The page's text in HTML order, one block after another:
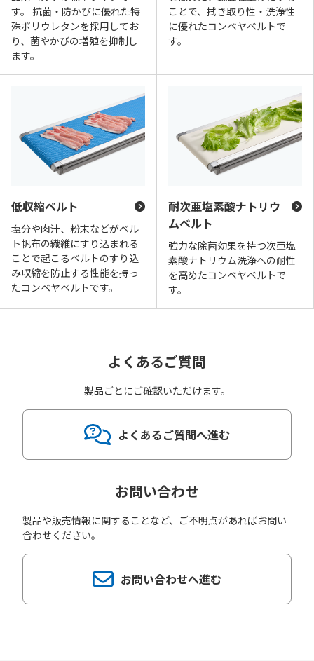
す。 抗菌・防かびに優れた特
殊ポリウレタンを採用してお
り、菌やかびの増殖を抑制し
ます。
ことで、拭き取り性・洗浄性
に優れたコンベヤベルトで
す。
低収縮ベルト
塩分や肉汁、粉末などがベル
ト帆布の繊維にすり込まれる
ことで起こるベルトのすり込
み収縮を防止する性能を持っ
たコンベヤベルトです。
耐次亜塩素酸ナトリウ
ムベルト
強力な除菌効果を持つ次亜塩
素酸ナトリウム洗浄への耐性
を高めたコンベヤベルトで
す。
よくあるご質問
製品ごとにご確認いただけます。
よくあるご質問へ進む
お問い合わせ
製品や販売情報に関することなど、ご不明点があればお問い
合わせください。
お問い合わせへ進む